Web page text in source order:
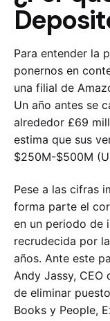
Para entender la
ponernos en
una filial de
Un año antes se
alrededor £69
estima que sus
$250M-$500M
Pese a las cifras
forma parte el
en un periodo de
recrudecida por
años. Ante este
Andy Jassy,
de eliminar
Books y People,